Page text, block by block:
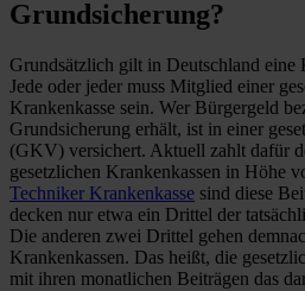
Grundsicherung?
Grundsätzlich gilt in Deutschland eine
Jede oder jeder muss Mitglied einer
Krankenkasse sein. Wer Bürgergeld
Grundsicherung erhält, ist in einer
(GKV) versichert. Aktuell zahlt dafür
gesetzlichen Krankenkassen in Höhe
Techniker Krankenkasse sind diese
decken nur etwa ein Drittel der
Die anderen zwei Drittel gehen
Krankenkassen. Das heißt, die
mit ihren monatlichen Beiträgen das